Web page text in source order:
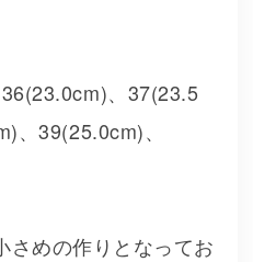
、37(23.5
、39(25.0cm)、
さめの作りとなってお